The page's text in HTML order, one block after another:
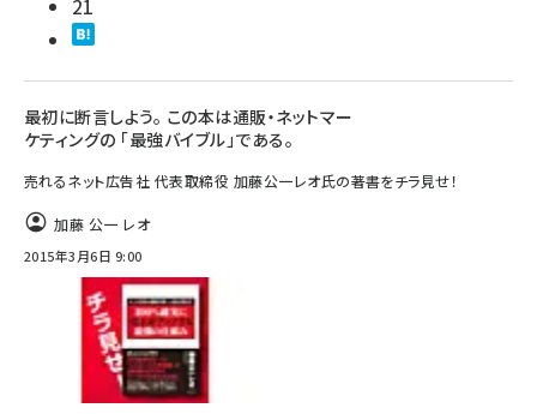
21
最初に断言しよう。 この本は通販・ネットマー
ケティングの 「最強バイブル」である。
売れるネット広告社 代表取締役 加藤公一レオ氏の著書をチラ見せ！
加藤 公一 レオ
2015年3月6日 9:00